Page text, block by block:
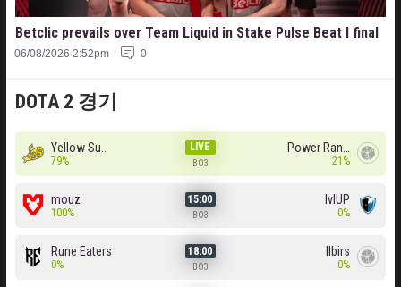
DOTA 2 경기
Yellow Submarine
79%
LIVE
BO3
Power Rangers
21%
mouz
100%
15:00
BO3
lvlUP
0%
Rune Eaters
0%
18:00
BO3
Ilbirs
0%
Betclic prevails over Team Liquid in Stake Pulse Beat I final
06/08/2026 2:52pm 0